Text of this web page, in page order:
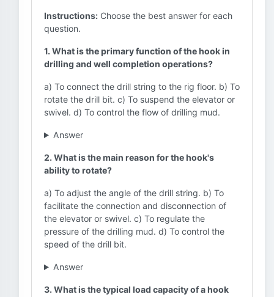
Instructions: Choose the best answer for each
question.
1. What is the primary function of the hook in
drilling and well completion operations?
a) To connect the drill string to the rig floor. b) To
rotate the drill bit. c) To suspend the elevator or
swivel. d) To control the flow of drilling mud.
Answer
2. What is the main reason for the hook's
ability to rotate?
a) To adjust the angle of the drill string. b) To
facilitate the connection and disconnection of
the elevator or swivel. c) To regulate the
pressure of the drilling mud. d) To control the
speed of the drill bit.
Answer
3. What is the typical load capacity of a hook